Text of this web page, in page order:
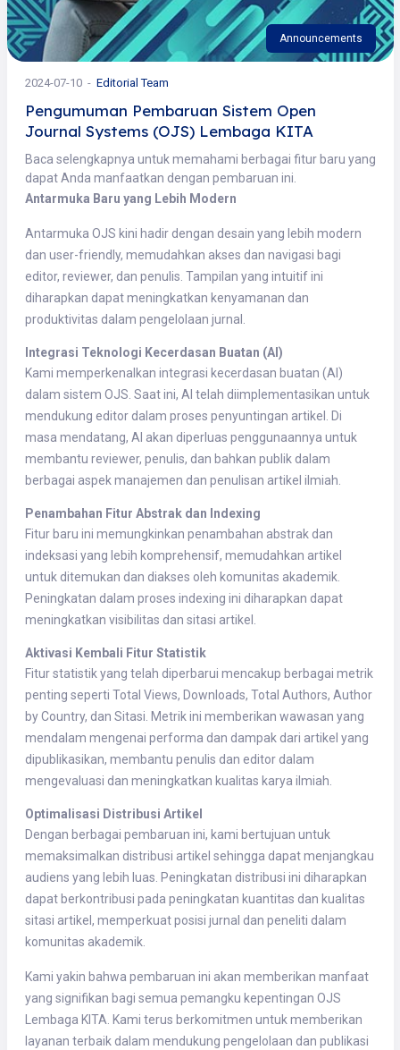
Announcements
2024-07-10 Editorial Team
Pengumuman Pembaruan Sistem Open
Journal Systems (OJS) Lembaga KITA
Baca selengkapnya untuk memahami berbagai fitur baru yang
dapat Anda manfaatkan dengan pembaruan ini.
Antarmuka Baru yang Lebih Modern
Antarmuka OJS kini hadir dengan desain yang lebih modern
dan user-friendly, memudahkan akses dan navigasi bagi
editor, reviewer, dan penulis. Tampilan yang intuitif ini
diharapkan dapat meningkatkan kenyamanan dan
produktivitas dalam pengelolaan jurnal.
Integrasi Teknologi Kecerdasan Buatan (AI)
Kami memperkenalkan integrasi kecerdasan buatan (AI)
dalam sistem OJS. Saat ini, AI telah diimplementasikan untuk
mendukung editor dalam proses penyuntingan artikel. Di
masa mendatang, AI akan diperluas penggunaannya untuk
membantu reviewer, penulis, dan bahkan publik dalam
berbagai aspek manajemen dan penulisan artikel ilmiah.
Penambahan Fitur Abstrak dan Indexing
Fitur baru ini memungkinkan penambahan abstrak dan
indeksasi yang lebih komprehensif, memudahkan artikel
untuk ditemukan dan diakses oleh komunitas akademik.
Peningkatan dalam proses indexing ini diharapkan dapat
meningkatkan visibilitas dan sitasi artikel.
Aktivasi Kembali Fitur Statistik
Fitur statistik yang telah diperbarui mencakup berbagai metrik
penting seperti Total Views, Downloads, Total Authors, Author
by Country, dan Sitasi. Metrik ini memberikan wawasan yang
mendalam mengenai performa dan dampak dari artikel yang
dipublikasikan, membantu penulis dan editor dalam
mengevaluasi dan meningkatkan kualitas karya ilmiah.
Optimalisasi Distribusi Artikel
Dengan berbagai pembaruan ini, kami bertujuan untuk
memaksimalkan distribusi artikel sehingga dapat menjangkau
audiens yang lebih luas. Peningkatan distribusi ini diharapkan
dapat berkontribusi pada peningkatan kuantitas dan kualitas
sitasi artikel, memperkuat posisi jurnal dan peneliti dalam
komunitas akademik.
Kami yakin bahwa pembaruan ini akan memberikan manfaat
yang signifikan bagi semua pemangku kepentingan OJS
Lembaga KITA. Kami terus berkomitmen untuk memberikan
layanan terbaik dalam mendukung pengelolaan dan publikasi